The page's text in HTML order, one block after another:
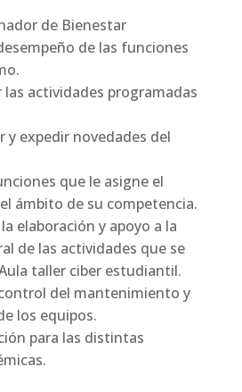
de Bienestar
de las funciones
las actividades programadas
y expedir novedades del
que le asigne el
ámbito de su competencia.
elaboración y apoyo a la
de las actividades que se
taller ciber estudiantil.
del mantenimiento y
los equipos.
para las distintas